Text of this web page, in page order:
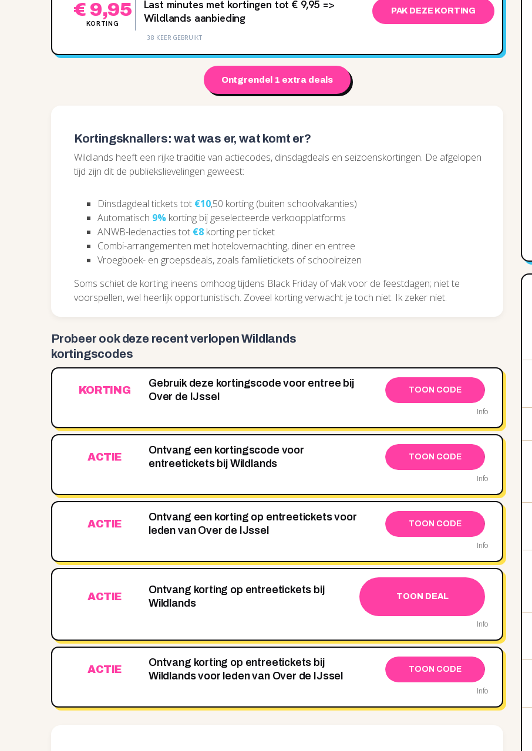
€ 9,95
KORTING
Last minutes met kortingen tot € 9,95 =>
Wildlands aanbieding
PAK DEZE KORTING
38 KEER GEBRUIKT
Ontgrendel 1 extra deals
Kortingsknallers: wat was er, wat komt er?
Wildlands heeft een rijke traditie van actiecodes, dinsdagdeals en seizoenskortingen. De afgelopen
tijd zijn dit de publiekslievelingen geweest:
Dinsdagdeal tickets tot €10,50 korting (buiten schoolvakanties)
Automatisch 9% korting bij geselecteerde verkoopplatforms
ANWB-ledenacties tot €8 korting per ticket
Combi-arrangementen met hotelovernachting, diner en entree
Vroegboek- en groepsdeals, zoals familietickets of schoolreizen
Soms schiet de korting ineens omhoog tijdens Black Friday of vlak voor de feestdagen; niet te
voorspellen, wel heerlijk opportunistisch. Zoveel korting verwacht je toch niet. Ik zeker niet.
Probeer ook deze recentverlopen Wildlands
kortingscodes
KORTING
Gebruik deze kortingscode voor entree bij
Over de IJssel
TOON CODE
Info
ACTIE
Ontvang een kortingscode voor
entreetickets bij Wildlands
TOON CODE
Info
ACTIE
Ontvang een korting op entreetickets voor
leden van Over de IJssel
TOON CODE
Info
ACTIE
Ontvang korting op entreetickets bij
Wildlands
TOON DEAL
Info
ACTIE
Ontvang korting op entreetickets bij
Wildlands voor leden van Over de IJssel
TOON CODE
Info